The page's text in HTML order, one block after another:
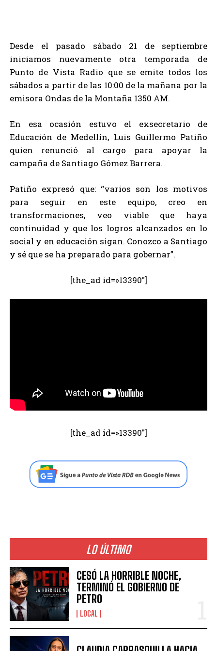
Desde el pasado sábado 21 de septiembre
iniciamos nuevamente otra temporada de
Punto de Vista Radio que se emite todos los
sábados a partir de las 10:00 de la mañana por la
emisora Ondas de la Montaña 1350 AM.
En esa ocasión estuvo el exsecretario de
Educación de Medellín, Luis Guillermo Patiño
quien renunció al cargo para apoyar la
campaña de Santiago Gómez Barrera.
Patiño expresó que: “varios son los motivos
para seguir en este equipo, creo en
transformaciones, veo viable que haya
continuidad y que los logros alcanzados en lo
social y en educación sigan. Conozco a Santiago
y sé que se ha preparado para gobernar”.
[the_ad id=»13390″]
[the_ad id=»13390″]
LO ÚLTIMO
CESÓ LA HORRIBLE NOCHE,
TERMINÓ EL GOBIERNO DE
PETRO
LOCAL